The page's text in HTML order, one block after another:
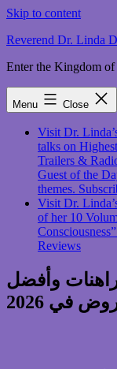
Skip to content
Reverend Dr. Linda
Enter the Kingdom
Menu Close
Visit Dr.
talks on
Trailers &
Guest of the
themes.
Visit Dr.
of her 10
Reviews
وأفضل
في 2026